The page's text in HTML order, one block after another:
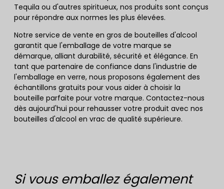
Tequila ou d'autres spiritueux, nos produits sont conçus
pour répondre aux normes les plus élevées.
Notre service de vente en gros de bouteilles d'alcool
garantit que l'emballage de votre marque se
démarque, alliant durabilité, sécurité et élégance. En
tant que partenaire de confiance dans l'industrie de
l'emballage en verre, nous proposons également des
échantillons gratuits pour vous aider à choisir la
bouteille parfaite pour votre marque. Contactez-nous
dès aujourd'hui pour rehausser votre produit avec nos
bouteilles d'alcool en vrac de qualité supérieure.
Si vous emballez également